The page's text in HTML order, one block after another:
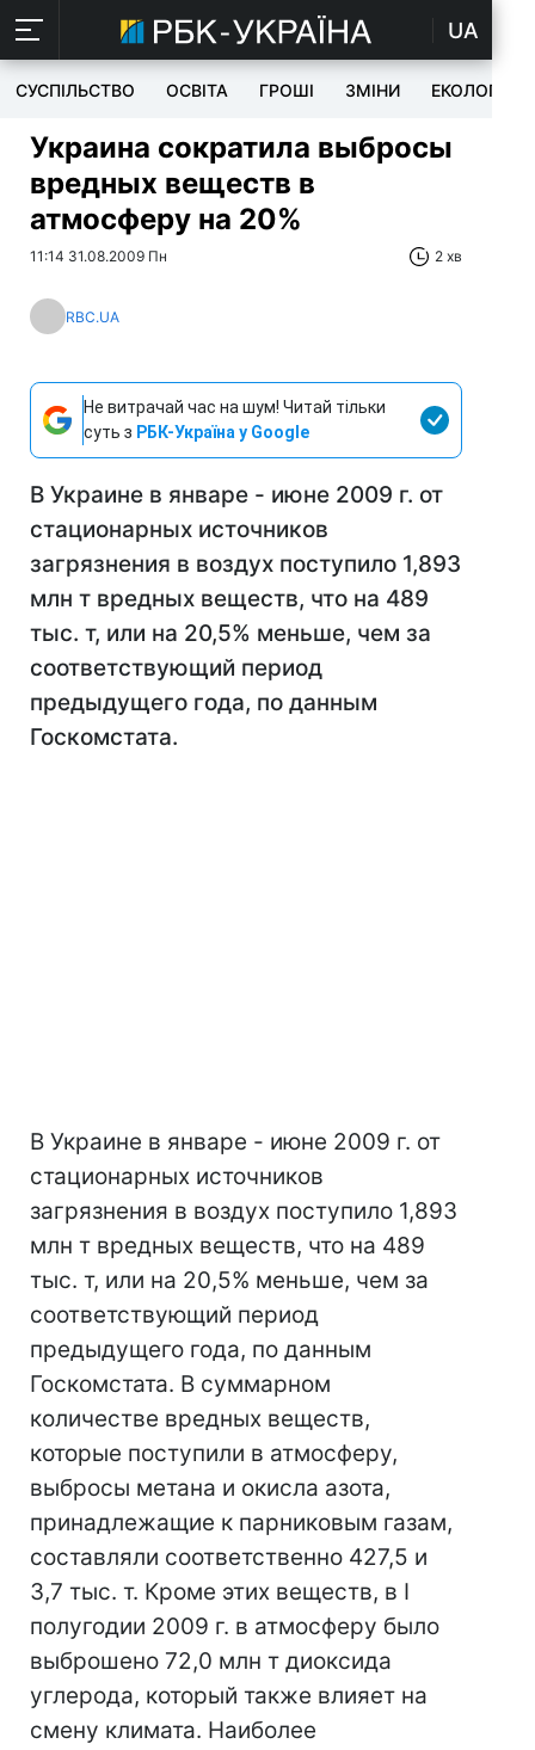
UA
СУСПІЛЬСТВО ОСВІТА ГРОШІ ЗМІНИ ЕКОЛОГІЯ
Украина сократила выбросы
вредных веществ в
атмосферу на 20%
11:14 31.08.2009 Пн 2 хв
RBC.UA
Не витрачай час на шум! Читай тільки
суть з РБК-Україна у Google
В Украине в январе - июне 2009 г. от
стационарных источников
загрязнения в воздух поступило 1,893
млн т вредных веществ, что на 489
тыс. т, или на 20,5% меньше, чем за
соответствующий период
предыдущего года, по данным
Госкомстата.
В Украине в январе - июне 2009 г. от
стационарных источников
загрязнения в воздух поступило 1,893
млн т вредных веществ, что на 489
тыс. т, или на 20,5% меньше, чем за
соответствующий период
предыдущего года, по данным
Госкомстата. В суммарном
количестве вредных веществ,
которые поступили в атмосферу,
выбросы метана и окисла азота,
принадлежащие к парниковым газам,
составляли соответственно 427,5 и
3,7 тыс. т. Кроме этих веществ, в I
полугодии 2009 г. в атмосферу было
выброшено 72,0 млн т диоксида
углерода, который также влияет на
смену климата. Наиболее